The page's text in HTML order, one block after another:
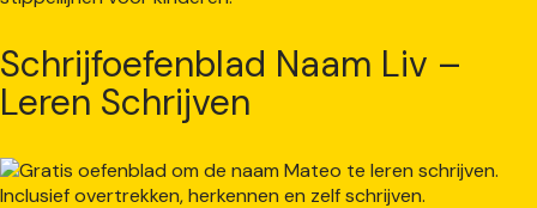
Schrijfoefenblad Naam Liv –
Leren Schrijven